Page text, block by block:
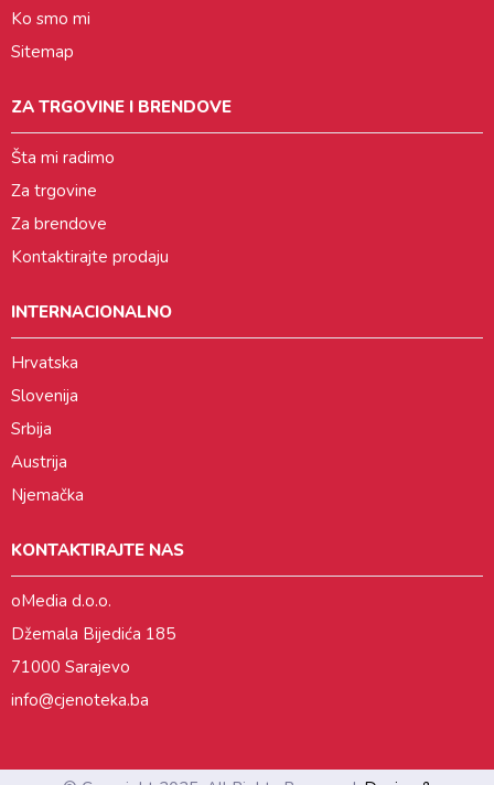
Ko smo mi
Sitemap
ZA TRGOVINE I BRENDOVE
Šta mi radimo
Za trgovine
Za brendove
Kontaktirajte prodaju
INTERNACIONALNO
Hrvatska
Slovenija
Srbija
Austrija
Njemačka
KONTAKTIRAJTE NAS
oMedia d.o.o.
Džemala Bijedića 185
71000 Sarajevo
info@cjenoteka.ba